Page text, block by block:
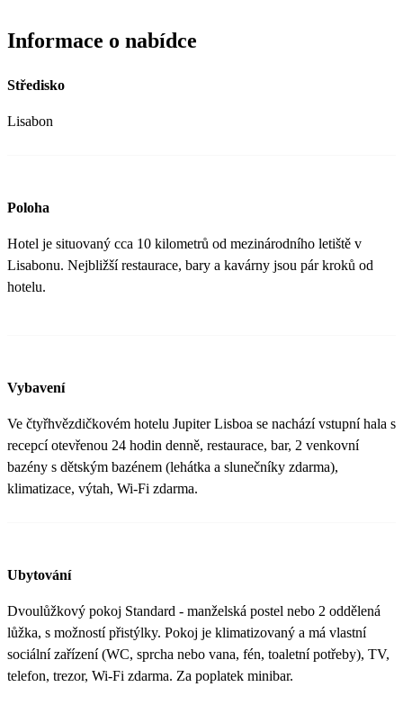
Informace o nabídce
Středisko
Lisabon
Poloha
Hotel je situovaný cca 10 kilometrů od mezinárodního letiště v
Lisabonu. Nejbližší restaurace, bary a kavárny jsou pár kroků od
hotelu.
Vybavení
Ve čtyřhvězdičkovém hotelu Jupiter Lisboa se nachází vstupní hala s
recepcí otevřenou 24 hodin denně, restaurace, bar, 2 venkovní
bazény s dětským bazénem (lehátka a slunečníky zdarma),
klimatizace, výtah, Wi-Fi zdarma.
Ubytování
Dvoulůžkový pokoj Standard - manželská postel nebo 2 oddělená
lůžka, s možností přistýlky. Pokoj je klimatizovaný a má vlastní
sociální zařízení (WC, sprcha nebo vana, fén, toaletní potřeby), TV,
telefon, trezor, Wi-Fi zdarma. Za poplatek minibar.